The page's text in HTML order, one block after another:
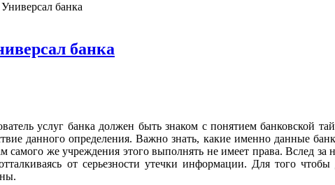
банка
банка
услуг банка должен быть знаком с понятием банковской
данного определения. Важно знать, какие именно данные
самого же учреждения этого выполнять не имеет права. Вслед за
от серьезности утечки информации. Для того